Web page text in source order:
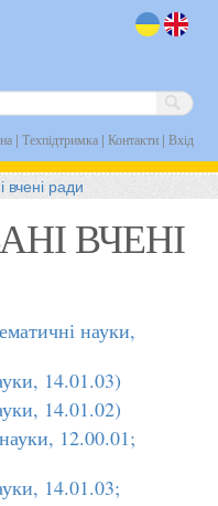
| Техпідтримка| Контакти| Вхід
вчені ради
ВЧЕНІ
науки,
14.01.03)
14.01.02)
12.00.01;
14.01.03;